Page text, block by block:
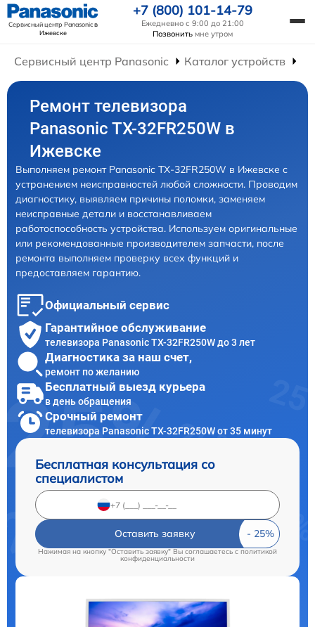
Сервисный центр Panasonicв
Ижевске
+7 (800) 101-14-79
Ежедневно с 9:00 до 21:00
Позвонить мне утром
Сервисный центр Panasonic Каталог устройств
Ремонт телевизора
Panasonic TX-32FR250W в
Ижевске
Выполняем ремонт Panasonic TX-32FR250W в Ижевске с
устранением неисправностей любой сложности. Проводим
диагностику, выявляем причины поломки, заменяем
неисправные детали и восстанавливаем
работоспособность устройства. Используем оригинальные
или рекомендованные производителем запчасти, после
ремонта выполняем проверку всех функций и
предоставляем гарантию.
Официальный сервис
Гарантийное обслуживание
телевизора Panasonic TX-32FR250W до 3 лет
Диагностика за наш счет,
ремонт по желанию
Бесплатный выезд курьера
в день обращения
Срочный ремонт
телевизора Panasonic TX-32FR250W от 35 минут
Бесплатная консультация со
специалистом
Оставить заявку
Нажимая на кнопку "Оставить заявку" Вы соглашаетесь cполитикой
конфиденциальности